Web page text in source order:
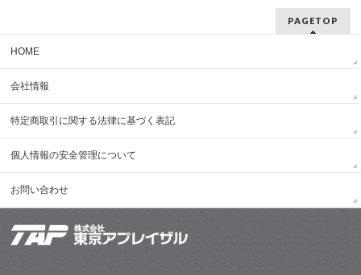
PAGETOP
HOME
会社情報
特定商取引に関する法律に基づく表記
個人情報の安全管理について
お問い合わせ